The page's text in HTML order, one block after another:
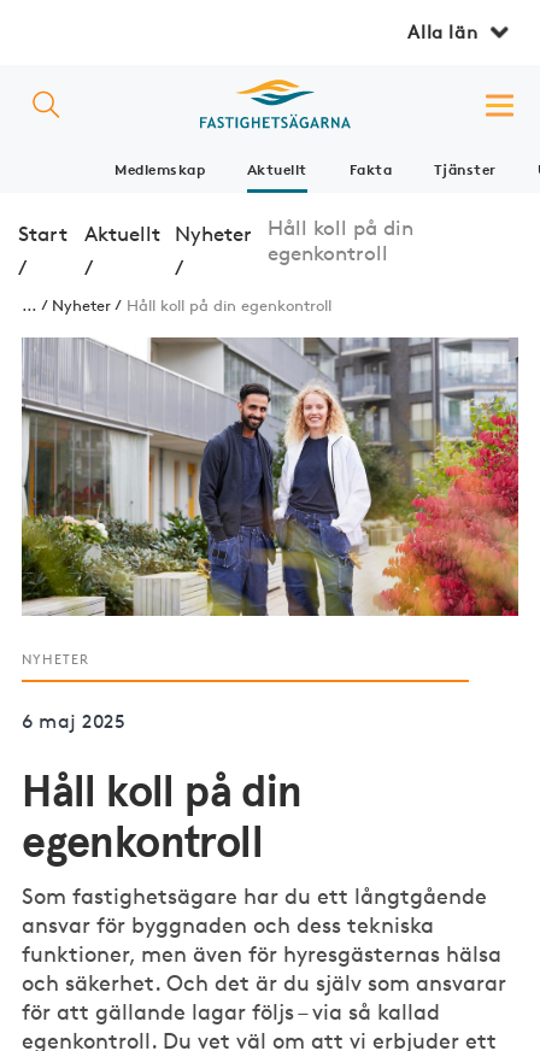
Alla län
Medlemskap Aktuellt Fakta Tjänster
Start
/
Aktuellt
/
Nyheter
/
Håll koll på din
egenkontroll
... Nyheter Håll koll på din egenkontroll
NYHETER
6 maj 2025
Håll koll på din
egenkontroll
Som fastighetsägare har du ett långtgående
ansvar för byggnaden och dess tekniska
funktioner, men även för hyresgästernas hälsa
och säkerhet. Och det är du själv som ansvarar
för att gällande lagar följs – via så kallad
egenkontroll. Du vet väl om att vi erbjuder ett